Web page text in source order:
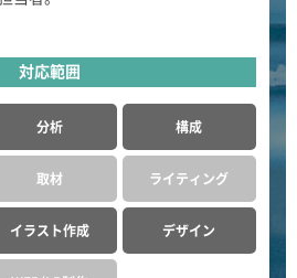
対応範囲
分析 構成
取材 ライティング
イラスト作成 デザイン